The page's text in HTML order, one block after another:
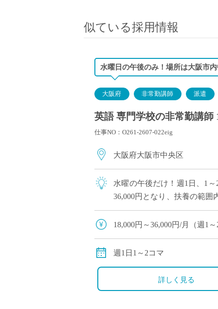
保健体育教員
ICT支援員
実習助手
司書
部活動指導員
学童スタッフ
添削・校正スタッ
学校支援員
似ている採用情報
水曜日の午後のみ！場所は大阪市
大阪府 非常勤講師 派遣
英語 専門学校の非常勤講師
仕事NO：O261-2607-022eig
大阪府大阪市中央区
水曜の午後だけ！週1日、1
36,000円となり、扶養の範
ぴったりです。 こちらの学
18,000円～36,000円/月（週1
別途交通費全額支給
週1日1～2コマ
詳しく見る